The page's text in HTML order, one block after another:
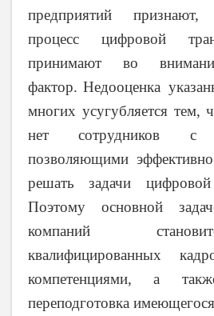
предприятий признают,
процесс цифровой
принимают во
фактор. Недооценка
многих усугубляется тем,
нет сотрудников с
позволяющими
решать задачи
Поэтому основной
компаний
квалифицированных
компетенциями, а
переподготовка